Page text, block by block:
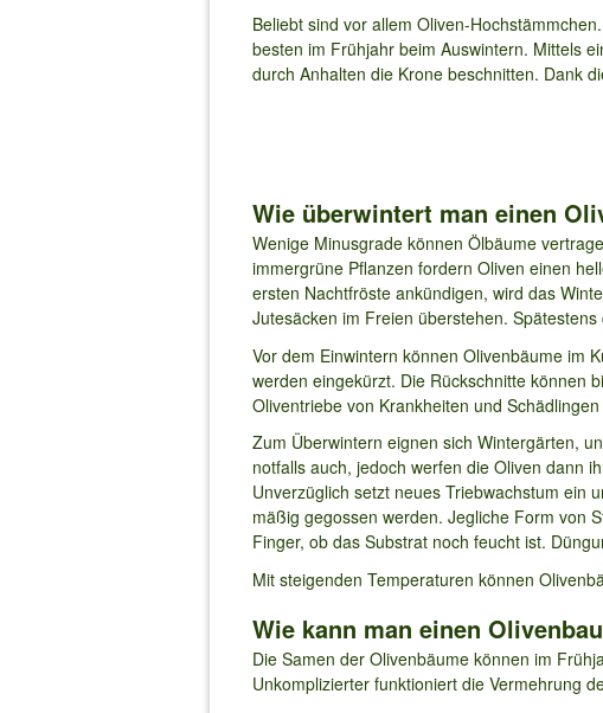
Beliebt sind vor allem Oliven-
besten im Frühjahr beim Auswintern. Mittels
durch Anhalten die Krone beschnitten. Dank
Wie überwintert man einen
Wenige Minusgrade können Ölbäume
immergrüne Pflanzen fordern Oliven einen
ersten Nachtfröste ankündigen, wird das
Jutesäcken im Freien überstehen.
Vor dem Einwintern können Olivenbäume im
werden eingekürzt. Die Rückschnitte können
Oliventriebe von Krankheiten und
Zum Überwintern eignen sich Wintergärten,
notfalls auch, jedoch werfen die Oliven dann
Unverzüglich setzt neues Triebwachstum ein
mäßig gegossen werden. Jegliche Form von
Finger, ob das Substrat noch feucht ist.
Mit steigenden Temperaturen können
Wie kann man einen
Die Samen der Olivenbäume können im
Unkomplizierter funktioniert die Vermehrung